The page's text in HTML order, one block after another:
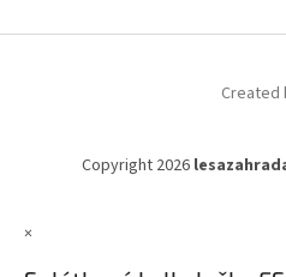
Created
Copyright 2026
×